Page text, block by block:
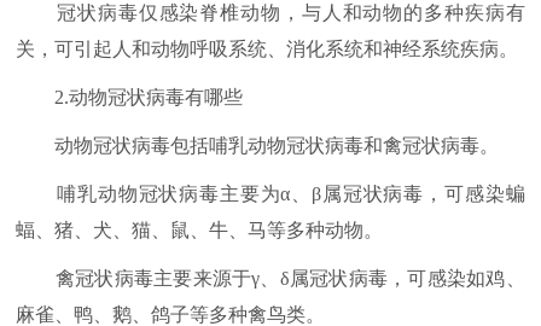
冠状病毒仅感染脊椎动物，与人和动物的多种疾病有
关，可引起人和动物呼吸系统、消化系统和神经系统疾病。
2.动物冠状病毒有哪些
动物冠状病毒包括哺乳动物冠状病毒和禽冠状病毒。
哺乳动物冠状病毒主要为α、β属冠状病毒，可感染蝙
蝠、猪、犬、猫、鼠、牛、马等多种动物。
禽冠状病毒主要来源于γ、δ属冠状病毒，可感染如鸡、
麻雀、鸭、鹅、鸽子等多种禽鸟类。